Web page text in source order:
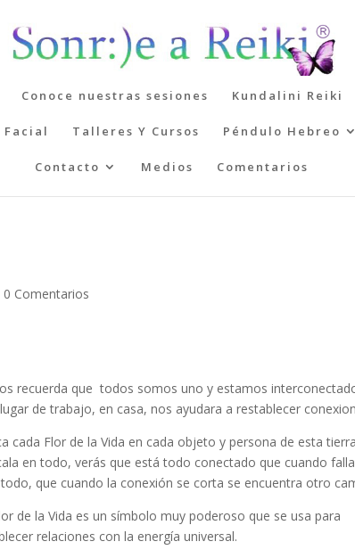
Conoce nuestras sesiones Kundalini Reiki
Facial Talleres Y Cursos Péndulo Hebreo
Contacto Medios Comentarios
0 Comentarios
recuerda que todos somos uno y estamos
de trabajo, en casa, nos ayudara a restablecer
cada Flor de la Vida en cada objeto y persona de esta
en todo, verás que está todo conectado que cuando
que cuando la conexión se corta se encuentra otro
de la Vida es un símbolo muy poderoso que se usa para
relaciones con la energía universal.